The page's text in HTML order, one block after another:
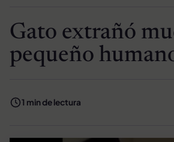
Gato extrañó
pequeño
1 min de lectura